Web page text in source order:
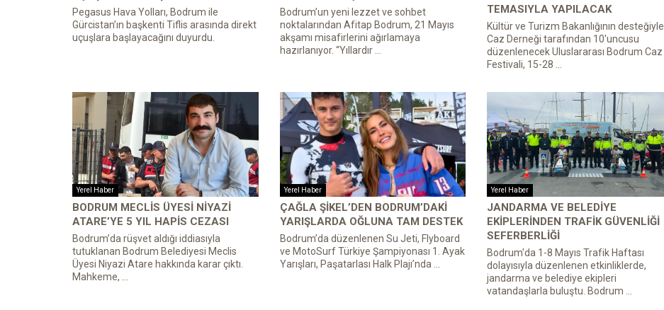
Pegasus Hava Yolları, Bodrum ile
Gürcistan’ın başkenti Tiflis arasında direkt
uçuşlara başlayacağını duyurdu.
Bodrum’un yeni lezzet ve sohbet
noktalarından Afitap Bodrum, 21 Mayıs
akşamı misafirlerini ağırlamaya
hazırlanıyor. “Yıllardır ...
TEMASIYLA YAPILACAK
Kültür ve Turizm Bakanlığının desteğiyle
Caz Derneği tarafından 10'uncusu
düzenlenecek Uluslararası Bodrum Caz
Festivali, 15-28 ...
Yerel Haber
BODRUM MECLIS ÜYESI NIYAZI
ATARE’YE 5 YIL HAPIS CEZASI
Bodrum’da rüşvet aldığı iddiasıyla
tutuklanan Bodrum Belediyesi Meclis
Üyesi Niyazi Atare hakkında karar çıktı.
Mahkeme, ...
Yerel Haber
ÇAĞLA ŞIKEL’DEN BODRUM’DAKI
YARIŞLARDA OĞLUNA TAM DESTEK
Bodrum’da düzenlenen Su Jeti, Flyboard
ve MotoSurf Türkiye Şampiyonası 1. Ayak
Yarışları, Paşatarlası Halk Plajı’nda ...
Yerel Haber
JANDARMA VE BELEDIYE
EKIPLERINDEN TRAFIK GÜVENLIĞI
SEFERBERLIĞI
Bodrum'da 1-8 Mayıs Trafik Haftası
dolayısıyla düzenlenen etkinliklerde,
jandarma ve belediye ekipleri
vatandaşlarla buluştu. Bodrum ...